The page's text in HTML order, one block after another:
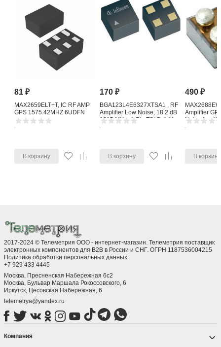
81₽
MAX2659ELT+T, IC RF AMP
GPS 1575.42MHZ 6UDFN
В корзину
170₽
BGA123L4E6327XTSA1 , RF
Amplifier Low Noise, 18.2 dB
1615 MHz, 4-Pin TSLP-4-11
В корзину
490₽
Amplifier
Noise
В корзину
2017-2024 © Телеметрия ООО - интернет-магазин. Телеметрия поставщик
электронных компонентов для B2B в России и СНГ. ОГРН 1187536004215
Политика обработки персональных данных
+7 929 433 4445
Москва, Пресненская Набережная 6с2
Москва, ​Бульвар Маршала Рокоссовского, 6
Иркутск, ​Цесовская Набережная, 6
telemetrya@yandex.ru
Компания